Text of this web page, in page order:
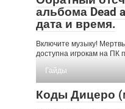
альбома Dead
дата и время.
Включите музыку!
доступна игрокам на ПК
Гайды
Коды Дицеро